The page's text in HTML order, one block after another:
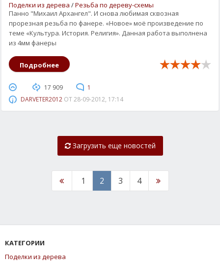
Поделки из дерева /Резьба по дереву-схемы
Панно "Михаил Архангел". И снова любимая сквозная
прорезная резьба по фанере. «Новое» моё произведение по
теме «Культура. История. Религия». Данная работа выполнена
из 4мм фанеры
Подробнее
17 909
1
DARVETER2012ОТ28-09-2012, 17:14
Загрузить еще новостей
1 2 3 4
КАТЕГОРИИ
Поделки из дерева